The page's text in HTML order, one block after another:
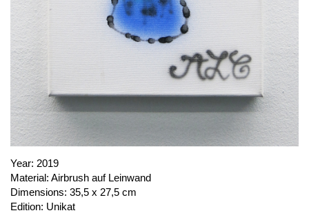
NEWSLETTER
FACEBOOK
INSTAGRAM
PARTNERS
IMPRINT
DATA PROTECTION
Year: 2019
Material: Airbrush auf Leinwand
Dimensions: 35,5 x 27,5 cm
Edition: Unikat